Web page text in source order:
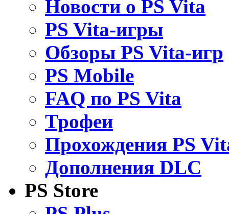
Новости о PS Vita
PS Vita-игры
Обзоры PS Vita-игр
PS Mobile
FAQ по PS Vita
Трофеи
Прохождения PS
Дополнения DLC
PS Store